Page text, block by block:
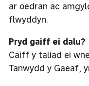
ar oedran ac
flwyddyn.
Pryd gaiff ei dalu?
Caiff y taliad ei
Tanwydd y Gaeaf,